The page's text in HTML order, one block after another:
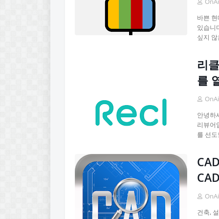
바쁜
있습니
싶지
리
를
안녕하
리뷰어
를 선
건축,